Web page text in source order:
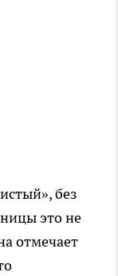
без
это не
отмечает